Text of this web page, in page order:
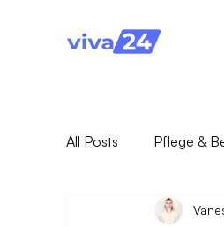
All Posts Pflege &
Pflegegesetz &